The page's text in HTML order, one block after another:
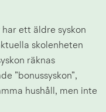
ett äldre syskon
skolenheten
räknas
”bonussyskon”,
hushåll, men inte